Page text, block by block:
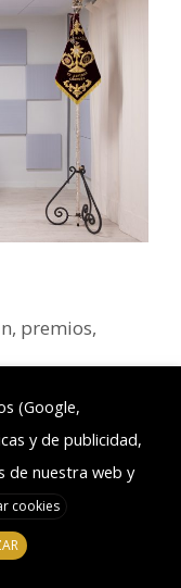
, premios,
(Google,
y de publicidad,
de nuestra web y
cookies